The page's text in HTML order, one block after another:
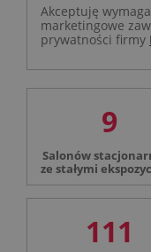
Akceptuję
marketingowe
prywatności firmy
9
Salonów
ze stałymi
111